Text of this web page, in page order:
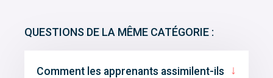
QUESTIONS DE LA MÊME CATÉGORIE :
Comment les apprenants assimilent-ils
↓